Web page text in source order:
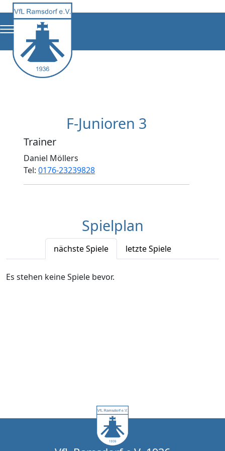
F-Junioren 3
Trainer
Daniel Möllers
Tel:0176-23239828
Spielplan
nächste Spiele letzte Spiele
Es stehen keine Spiele bevor.